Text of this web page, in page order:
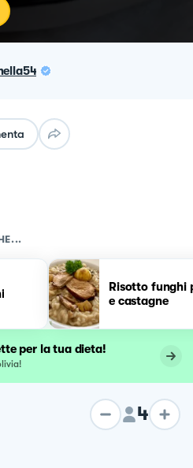
Risotto funghi
e castagne
per la tua dieta!
4